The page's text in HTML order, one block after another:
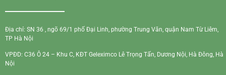
Địa chỉ: SN 36 , ngõ 69/1 phố Đại Linh, phường Trung Văn, quận Nam Từ Liêm,
TP Hà Nội
VPĐD: C36 Ô 24 – Khu C, KĐT Geleximco Lê Trọng Tấn, Dương Nội, Hà Đông, Hà
Nội